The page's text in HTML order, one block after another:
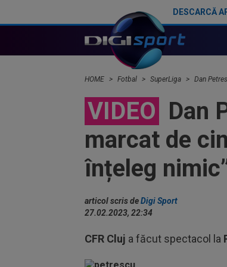
DESCARCĂ
HOME Fotbal SuperLiga Dan
VIDEO Dan
marcat de
înțeleg
articol scris deDigi Sport
27.02.2023, 22:34
CFR Cluj a făcut spectacol la